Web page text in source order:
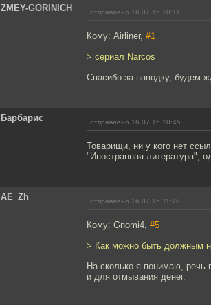
ZMEY-GORINICH отправлено 16.07.15 10:11
Кому: Airliner, #1
> сериал Narcos
Спасибо за наводку, будем
Барбарис отправлено 16.07.15 10:45
Товарищи, ни у кого нет
"Иностранная литература",
AE_Zh отправлено 16.07.15 11:19
Кому: Gnomi4, #5
> Как можно быть должным
На сколько я понимаю, речь
и для отмывания денег.